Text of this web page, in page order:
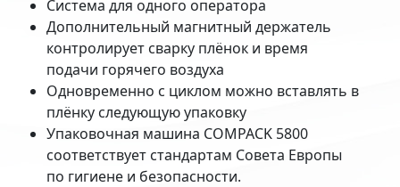
Система для одного оператора
Дополнительный магнитный держатель
контролирует сварку плёнок и время
подачи горячего воздуха
Одновременно с циклом можно вставлять в
плёнку следующую упаковку
Упаковочная машина COMPACK 5800
соответствует стандартам Совета Европы
по гигиене и безопасности.